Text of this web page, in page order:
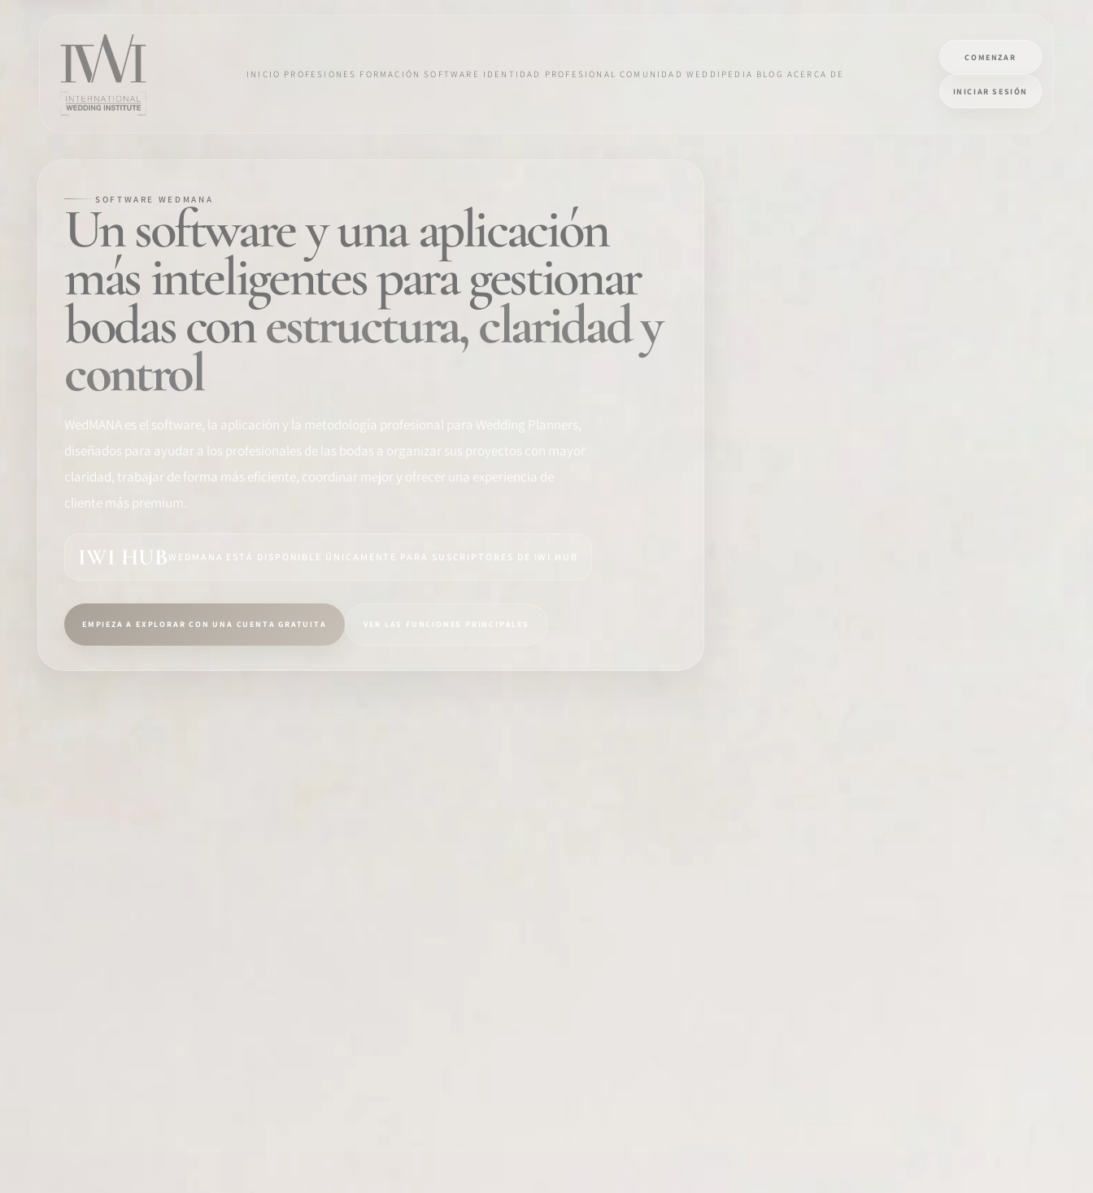
INICIO PROFESIONES FORMACIÓN SOFTWARE IDENTIDAD PROFESIONAL COMUNIDAD WEDDIPEDIA BLOG ACERCA DE
COMENZAR
INICIAR SESIÓN
INICIO
PROFESIONES
FORMACIÓN
SOFTWARE
IDENTIDAD PROFESIONAL
COMUNIDAD
ACERCA DE
SOFTWARE WEDMANA
Un software y una aplicación
más inteligentes para gestionar
bodas conestructura, claridad y
control
WedMANA es el software, la aplicación y la metodología profesional para Wedding Planners,
diseñados para ayudar a los profesionales de las bodas a organizar sus proyectos con mayor
claridad, trabajar de forma más eficiente, coordinar mejor y ofrecer una experiencia de
cliente más premium.
IWI HUB WEDMANA ESTÁ DISPONIBLE ÚNICAMENTE PARA SUSCRIPTORES DE IWI HUB
EMPIEZA A EXPLORAR CON UNA CUENTA GRATUITA VER LAS FUNCIONES PRINCIPALES